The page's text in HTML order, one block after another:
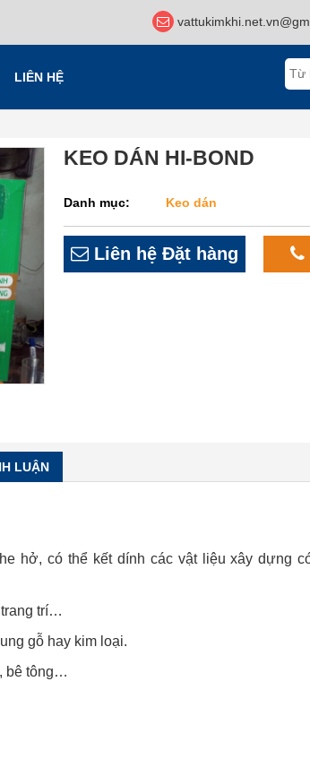
LIÊN HỆ
KEO DÁN HI-BOND
Danh mục: Keo dán
Liên hệ Đặt hàng
LUẬN
hở, có thể kết dính các vật liệu xây dựng
trang trí…
gỗ hay kim loại.
bê tông…